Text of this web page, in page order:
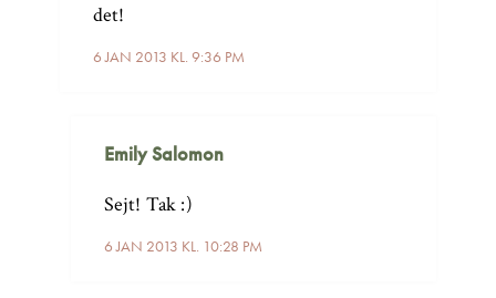
6 JAN 2013 KL. 9:36 PM
det!
Emily Salomon
6 JAN 2013 KL. 10:28 PM
Sejt! Tak :)